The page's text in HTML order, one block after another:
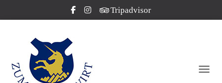
Tripadvisor